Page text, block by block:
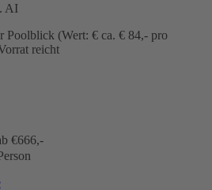
AI
Poolblick (Wert: € ca. € 84,- pro
reicht
€666,-